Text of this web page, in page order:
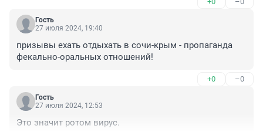
Гость
27 июля 2024, 19:40
призывы ехать отдыхать в сочи-крым - пропаганда
фекально-оральных отношений!
+0 –0
Гость
27 июля 2024, 12:53
Это значит ротом вирус.